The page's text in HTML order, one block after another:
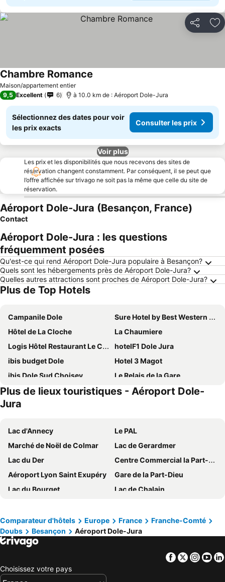
Partager
Maison/appartement entier
Chambre Romance
9,5 Excellent 6 à 10.0 km de : Aéroport Dole-Jura
Sélectionnez des dates pour voir
les prix exacts
Consulter les prix
Voir plus
Les prix et les disponibilités que nous recevons des sites de
réservation changent constamment. Par conséquent, il se peut que
l’offre affichée sur trivago ne soit pas la même que celle du site de
réservation.
Aéroport Dole-Jura (Besançon, France)
Contact
Aéroport Dole-Jura : les questions
fréquemment posées
Qu'est-ce qui rend Aéroport Dole-Jura populaire à Besançon?
Quels sont les hébergements près de Aéroport Dole-Jura?
Quelles autres attractions sont proches de Aéroport Dole-Jura?
Plus de Top Hotels
Campanile Dole
Sure Hotel by Best Western Dole
Hôtel de La Cloche
La Chaumiere
Logis Hôtel Restaurant Le Chalet du Mont Roland
hotelF1 Dole Jura
ibis budget Dole
Hotel 3 Magot
ibis Dole Sud Choisey
Le Relais de la Gare
Le Corbeau
Chateau Du Mont Joly
Au Moulin des Ecorces
Hotel Auberge de la Marine
Les Tomettes
Plus de lieux touristiques - Aéroport Dole-
Jura
Lac d'Annecy
Le PAL
Marché de Noël de Colmar
Lac de Gerardmer
Lac du Der
Centre Commercial la Part-Dieu
Aéroport Lyon Saint Exupéry
Gare de la Part-Dieu
Lac du Bourget
Lac de Chalain
Gare Lyon Perrache
Walibi Rhône-Alpes
Aéoport International de Genève
Lyon Eurexpo
Quartier de la Part-Dieu
Fête des Lumières
La Petite Venise
Comparateur d'hôtels Europe France
Franche-Comté
Doubs
Besançon Aéroport Dole-Jura
Facebook
Twitter
Choisissez votre pays